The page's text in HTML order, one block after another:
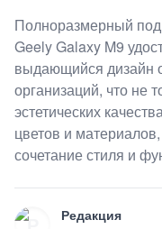
Полноразмерный
Geely Galaxy M9
выдающийся дизайн
организаций, что не
эстетических
цветов и
сочетание стиля и
Редакция